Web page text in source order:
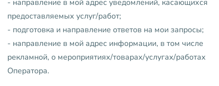
- направление в мой адрес уведомлений, касающихся
предоставляемых услуг/работ;
- подготовка и направление ответов на мои запросы;
- направление в мой адрес информации, в том числе
рекламной, о мероприятиях/товарах/услугах/работах
Оператора.